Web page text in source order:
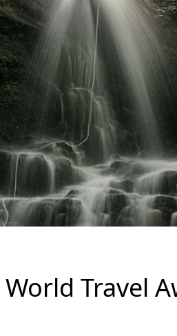
Travel